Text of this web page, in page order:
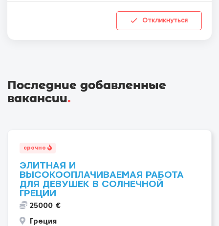
Откликнуться
Последние добавленные
вакансии.
срочно
ЭЛИТНАЯ И
ВЫСОКООПЛАЧИВАЕМАЯ РАБОТА
ДЛЯ ДЕВУШЕК В СОЛНЕЧНОЙ
ГРЕЦИИ
25000 €
Греция